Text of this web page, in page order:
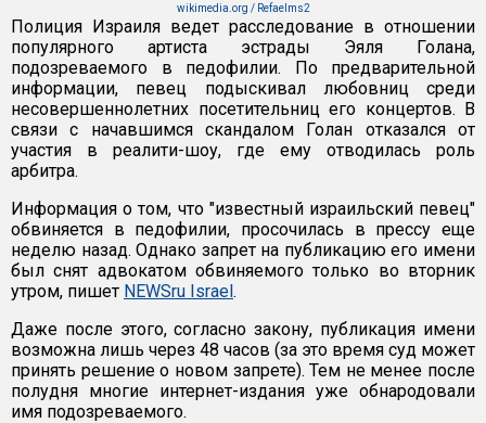
wikimedia.org / Refaelms2
Полиция Израиля ведет расследование в отношении
популярного артиста эстрады Эяля Голана,
подозреваемого в педофилии. По предварительной
информации, певец подыскивал любовниц среди
несовершеннолетних посетительниц его концертов. В
связи с начавшимся скандалом Голан отказался от
участия в реалити-шоу, где ему отводилась роль
арбитра.
Информация о том, что "известный израильский певец"
обвиняется в педофилии, просочилась в прессу еще
неделю назад. Однако запрет на публикацию его имени
был снят адвокатом обвиняемого только во вторник
утром, пишет NEWSru Israel.
Даже после этого, согласно закону, публикация имени
возможна лишь через 48 часов (за это время суд может
принять решение о новом запрете). Тем не менее после
полудня многие интернет-издания уже обнародовали
имя подозреваемого.